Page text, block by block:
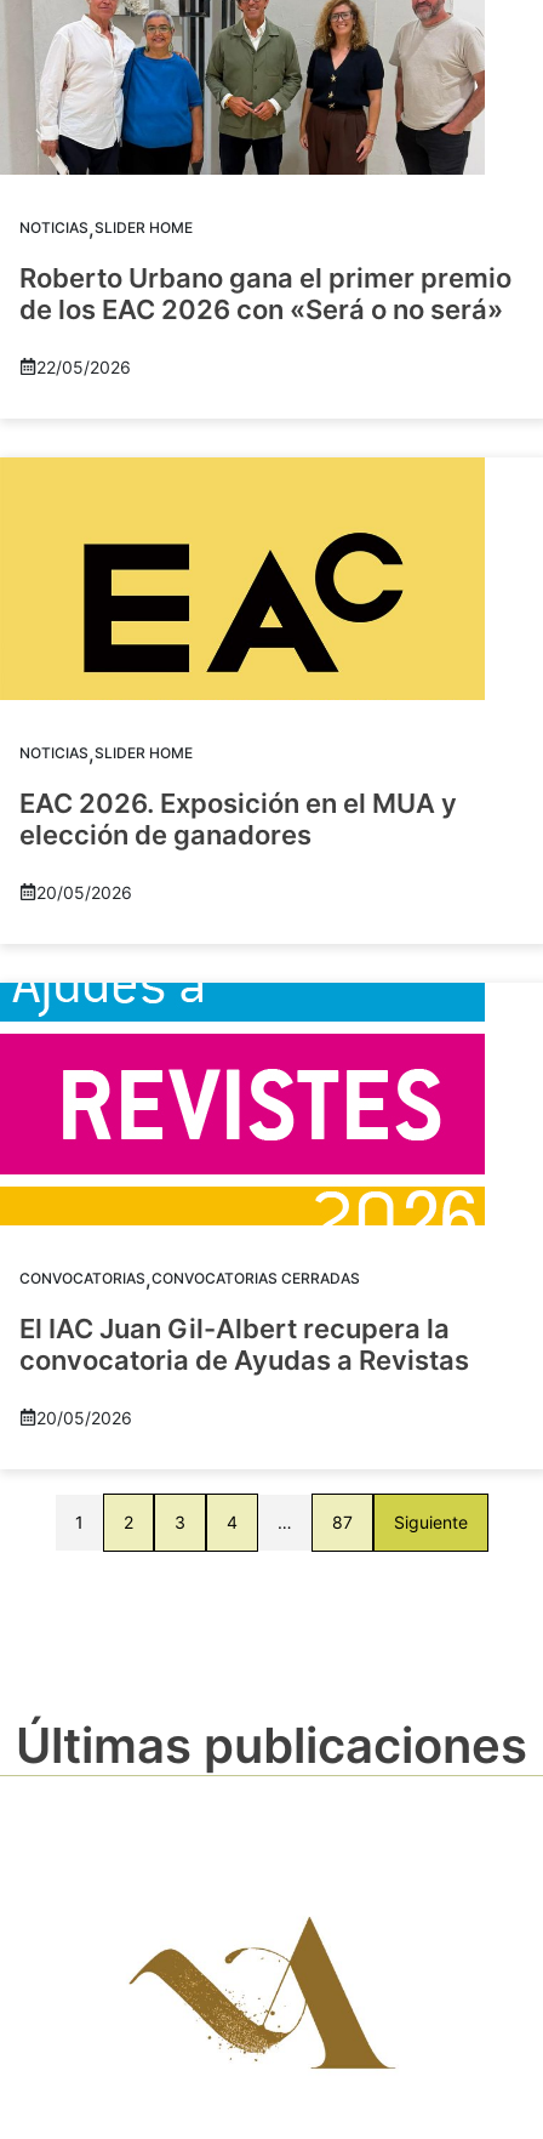
NOTICIAS,SLIDER HOME
Roberto Urbano gana el primer premio
de los EAC 2026 con «Será o no será»
22/05/2026
NOTICIAS,SLIDER HOME
EAC 2026. Exposición en el MUA y
elección de ganadores
20/05/2026
CONVOCATORIAS,CONVOCATORIAS CERRADAS
El IAC Juan Gil-Albert recupera la
convocatoria de Ayudas a Revistas
20/05/2026
1 2 3 4 … 87 Siguiente
Últimas publicaciones